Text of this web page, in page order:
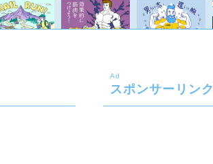
Ad
スポンサーリンク